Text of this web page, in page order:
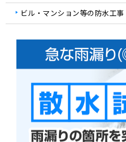
ビル・マンション等の防水工事